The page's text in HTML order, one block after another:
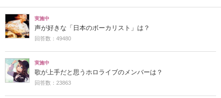
実施中
声が好きな「日本のボーカリスト」は？
回答数：49480
実施中
歌が上手だと思うホロライブのメンバーは？
回答数：23863